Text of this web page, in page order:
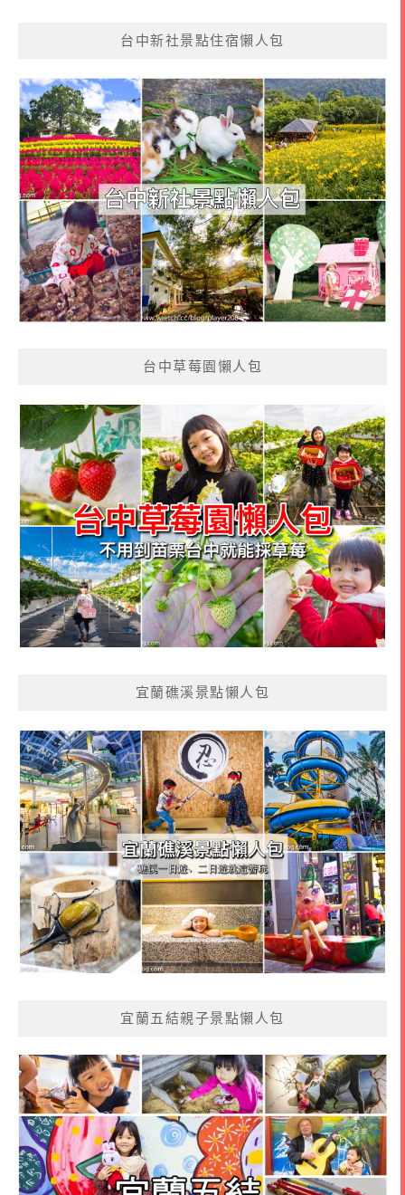
台中新社景點住宿懶人包
台中草莓園懶人包
宜蘭礁溪景點懶人包
宜蘭五結親子景點懶人包